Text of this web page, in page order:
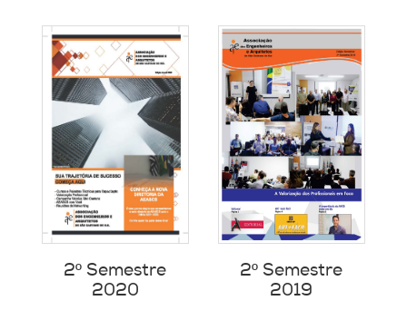
2º Semestre
2020
2º Semestre
2019